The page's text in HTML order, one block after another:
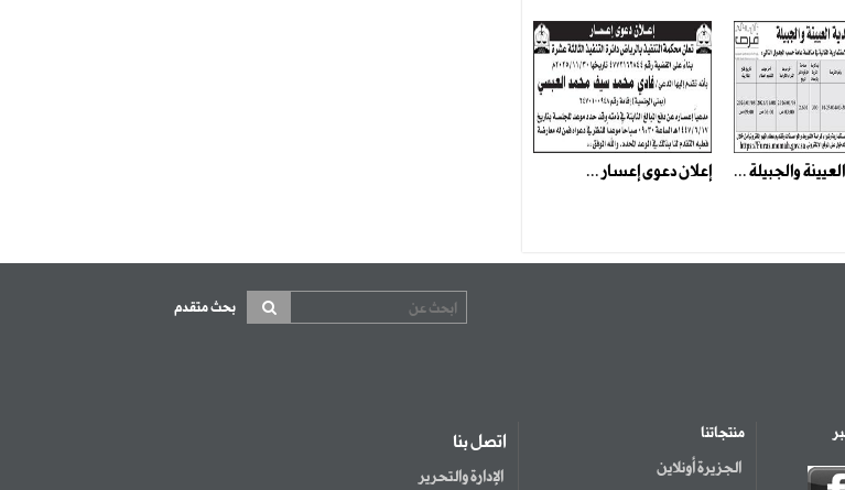
والجبيلة ... إعلان دعوى إعسار ...
بحث متقدم
منتجاتنا
الجزيرة أونلاين
اتصل بنا
الإدارة والتحرير